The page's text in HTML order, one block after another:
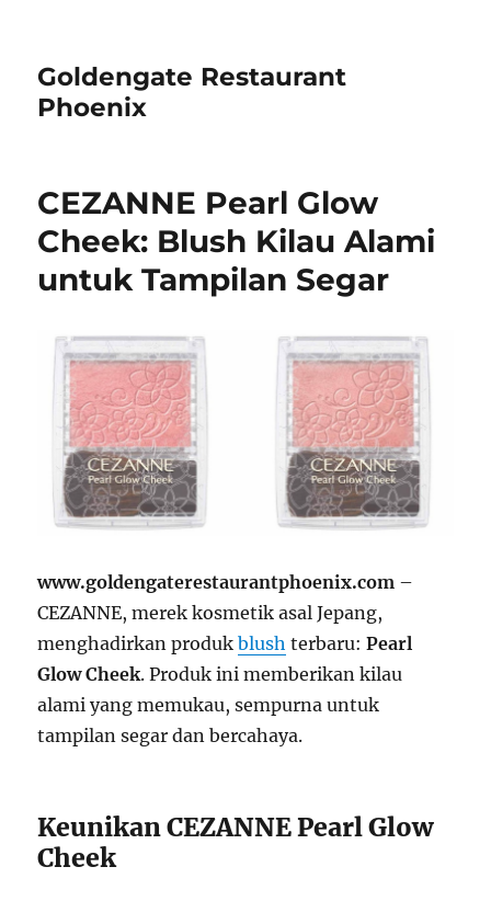
Goldengate Restaurant
Phoenix
CEZANNE Pearl Glow
Cheek: Blush Kilau Alami
untuk Tampilan Segar
www.goldengaterestaurantphoenix.com –
CEZANNE, merek kosmetik asal Jepang,
menghadirkan produkblush terbaru:Pearl
Glow Cheek. Produk ini memberikan kilau
alami yang memukau, sempurna untuk
tampilan segar dan bercahaya.
Keunikan CEZANNE Pearl Glow
Cheek